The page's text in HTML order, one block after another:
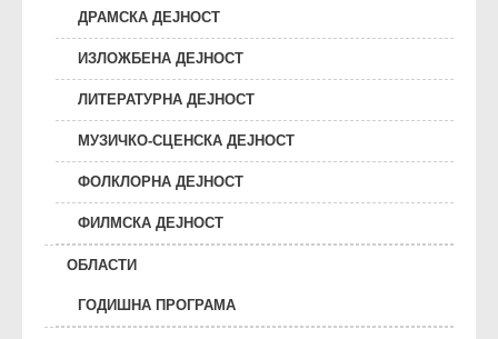
ДРАМСКА ДЕЈНОСТ
ИЗЛОЖБЕНА ДЕЈНОСТ
ЛИТЕРАТУРНА ДЕЈНОСТ
МУЗИЧКО-СЦЕНСКА ДЕЈНОСТ
ФОЛКЛОРНА ДЕЈНОСТ
ФИЛМСКА ДЕЈНОСТ
ОБЛАСТИ
ГОДИШНА ПРОГРАМА